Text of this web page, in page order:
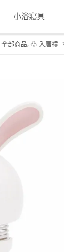
小浴寢具
全部商品, ♧ 入厝禮